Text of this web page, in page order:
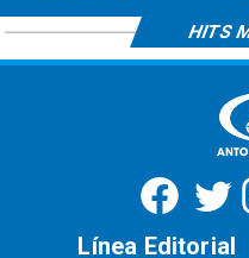
HITS
Línea Editorial